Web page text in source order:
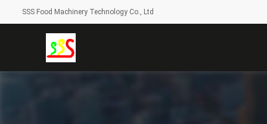
SSS Food Machinery Technology Co., Ltd